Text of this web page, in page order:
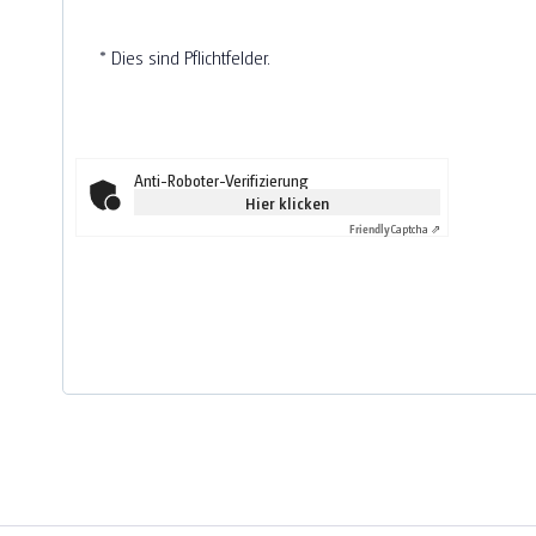
* Dies sind Pflichtfelder.
Anti-Roboter-Verifizierung
Hier klicken
FriendlyCaptcha ⇗